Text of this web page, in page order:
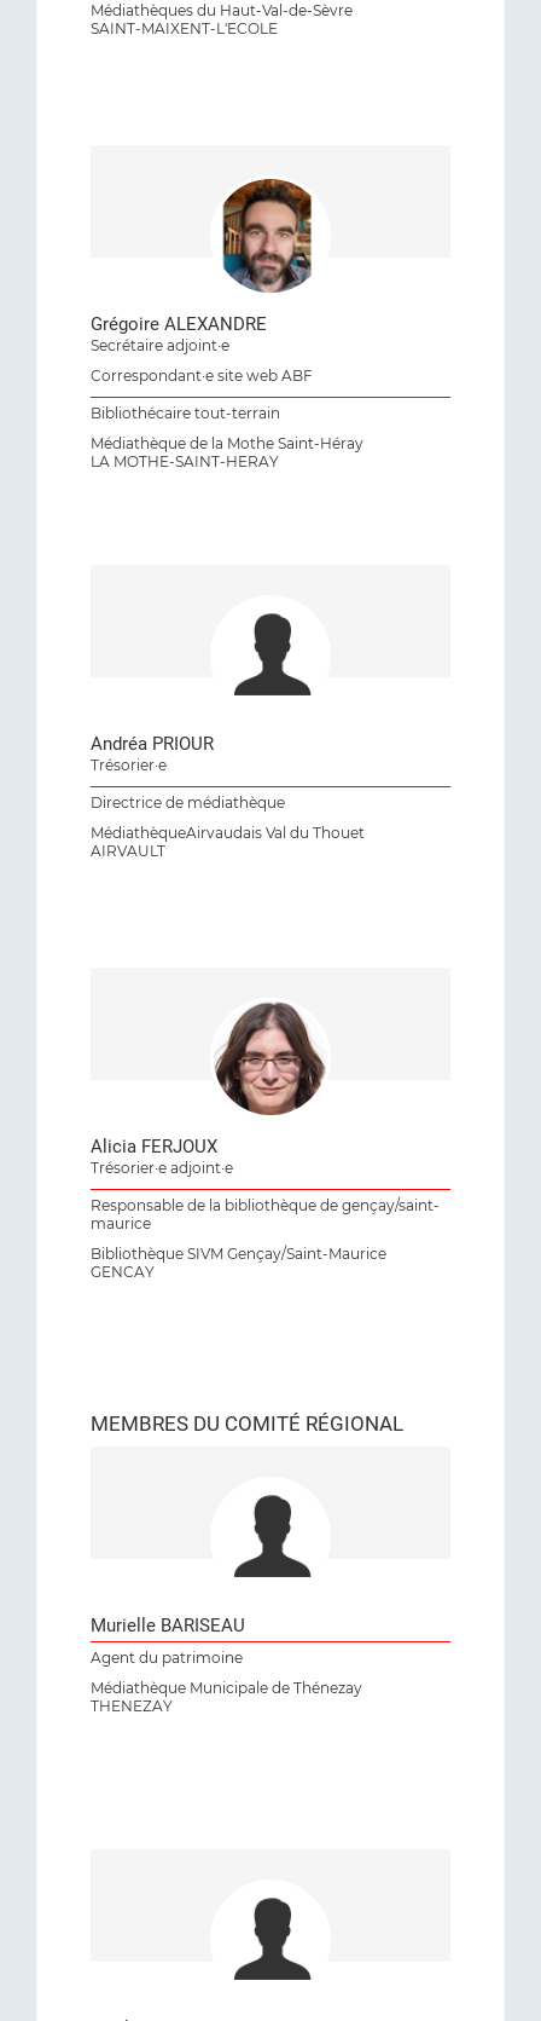
Médiathèques du Haut-Val-de-Sèvre
SAINT-MAIXENT-L'ECOLE
Grégoire ALEXANDRE
Secrétaire adjoint·e
Correspondant·e site web ABF
Bibliothécaire tout-terrain
Médiathèque de la Mothe Saint-Héray
LA MOTHE-SAINT-HERAY
Andréa PRIOUR
Trésorier·e
Directrice de médiathèque
MédiathèqueAirvaudais Val du Thouet
AIRVAULT
Alicia FERJOUX
Trésorier·e adjoint·e
Responsable de la bibliothèque de gençay/saint-
maurice
Bibliothèque SIVM Gençay/Saint-Maurice
GENCAY
MEMBRES DU COMITÉ RÉGIONAL
Murielle BARISEAU
Agent du patrimoine
Médiathèque Municipale de Thénezay
THENEZAY